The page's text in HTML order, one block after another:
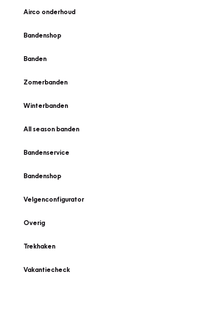
Airco onderhoud
Bandenshop
Banden
Zomerbanden
Winterbanden
All season banden
Bandenservice
Bandenshop
Velgenconfigurator
Overig
Trekhaken
Vakantiecheck